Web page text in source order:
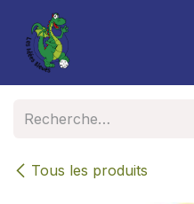
Se rendre au contenu
Tous les produits